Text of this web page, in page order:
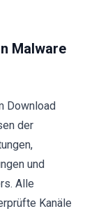
Malware
Download
der
und
Alle
Kanäle